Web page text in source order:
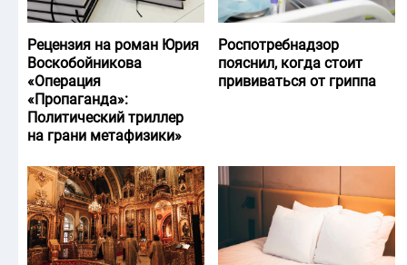
Рецензия на роман Юрия
Воскобойникова
«Операция
«Пропаганда»:
Политический триллер
на грани метафизики»
Роспотребнадзор
пояснил, когда стоит
прививаться от гриппа